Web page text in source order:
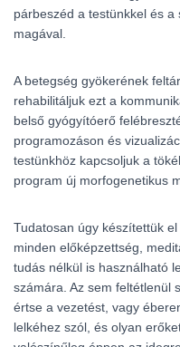
párbeszéd a testünkkel és
magával.
A betegség gyökerének
rehabilitáljuk ezt a
belső gyógyítóerő
programozáson és
testünkhöz kapcsoljuk a
program új morfogenetikus
Tudatosan úgy készítettük
minden előképzettség,
tudás nélkül is használható
számára. Az sem feltétlenül
értse a vezetést, vagy
lelkéhez szól, és olyan